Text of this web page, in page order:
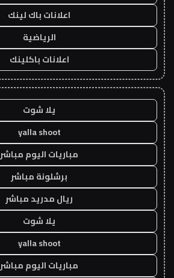
اعلانات باك لينك
الرياضية
اعلانات باكلينك
يلا شوت
yalla shoot
مباريات اليوم مباشر
برشلونة مباشر
ريال مدريد مباشر
يلا شوت
yalla shoot
مباريات اليوم مباشر